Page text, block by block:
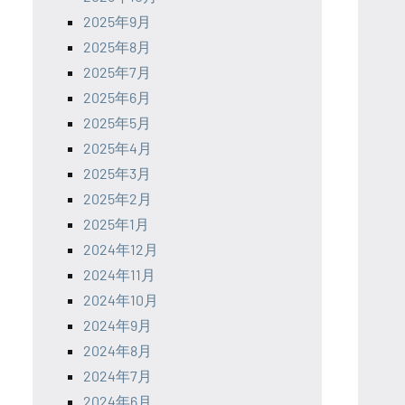
2025年9月
2025年8月
2025年7月
2025年6月
2025年5月
2025年4月
2025年3月
2025年2月
2025年1月
2024年12月
2024年11月
2024年10月
2024年9月
2024年8月
2024年7月
2024年6月